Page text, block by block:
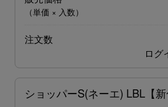
（単価 × 入数）
注文数
ログ
ショッパーS(ネーエ) LBL【新